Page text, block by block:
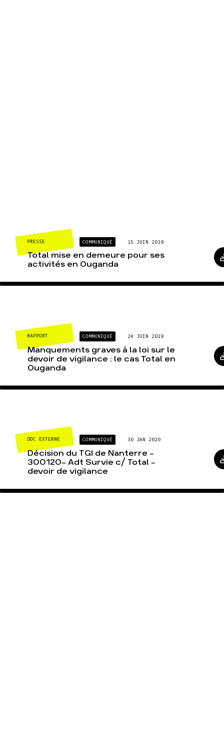
PRESSE COMMUNIQUÉ 15 JUIN 2019
Total mise en demeure pour ses
activités en Ouganda
RAPPORT COMMUNIQUÉ 24 JUIN 2019
Manquements graves à la loi sur le
devoir de vigilance : le cas Total en
Ouganda
DOC EXTERNE COMMUNIQUÉ 30 JAN 2020
Décision du TGI de Nanterre -
300120- Adt Survie c/ Total -
devoir de vigilance